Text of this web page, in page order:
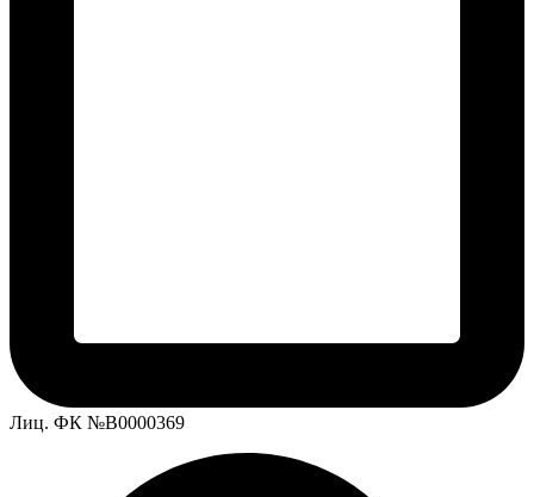
Лиц. ФК №В0000369